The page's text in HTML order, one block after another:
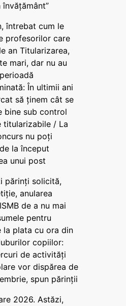
învățământ”
întrebat cum le
profesorilor care
an Titularizarea,
mari, dar nu au
În ultimii ani
să ținem cât se
bine sub control
titularizabile / La
nu poți
la început
unui post
părinți solicită,
anularea
de a nu mai
pentru
la plata cu ora din
copiilor:
de activități
vor dispărea de
spun părinții
2026. Astăzi,